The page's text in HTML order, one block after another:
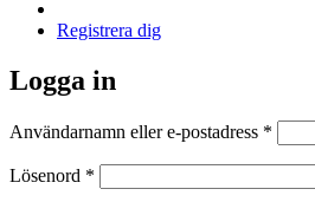
Registrera dig
Logga in
Användarnamn eller e-postadress *
Lösenord *